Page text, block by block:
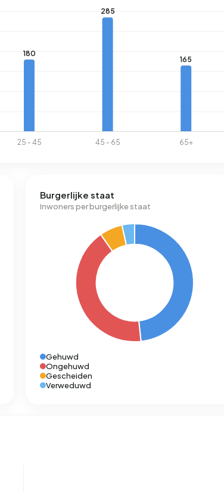
Burgerlijke staat
Inwoners per burgerlijke staat
Gehuwd
Ongehuwd
Gescheiden
Verweduwd